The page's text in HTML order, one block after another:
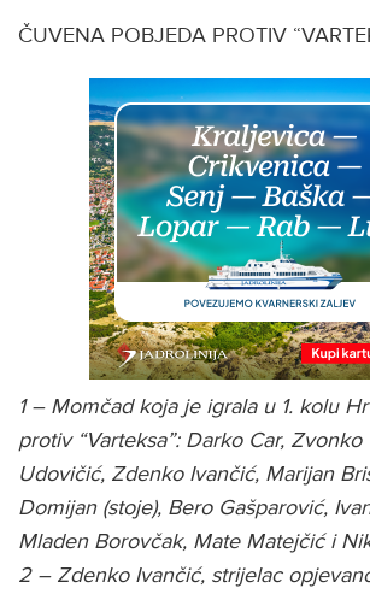
ČUVENA POBJEDA PROTIV
1 – Momčad koja je igrala u 1. kolu
protiv “Varteksa”: Darko Car,
Udovičić, Zdenko Ivančić, Marijan
Domijan (stoje), Bero Gašparović,
Mladen Borovčak, Mate Matejčić i
2 – Zdenko Ivančić, strijelac